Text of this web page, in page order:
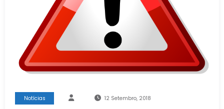
Notícias 12 Setembro, 2018